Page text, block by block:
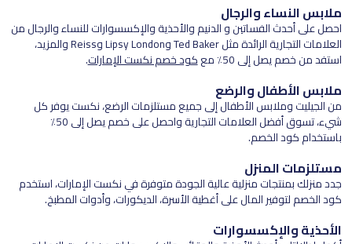
ملابس النساء والرجال
احصل على أحدث الفساتين و الدنيم والأحذية والإكسسوارات للنساء والرجال من
العلامات التجارية الرائدة مثل Ted Baker وLipsy London وReiss والمزيد،
استفد من خصم يصل إلى 50٪ مع كود خصم نكست الإمارات.
ملابس الأطفال والرضع
من الجيليت وملابس الأطفال إلى جميع مستلزمات الرضع، نكست يوفر كل
شيء، تسوق أفضل العلامات التجارية واحصل على خصم يصل إلى 50٪
باستخدام كود الخصم.
مستلزمات المنزل
جدد منزلك بمنتجات منزلية عالية الجودة متوفرة في نكست الإمارات، استخدم
كود الخصم لتوفير المال على أغطية الأسرة، الديكورات، وأدوات المطبخ.
الأحذية والإكسسوارات